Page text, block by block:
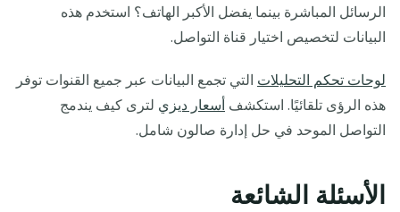
الرسائل المباشرة بينما يفضل الأكبر الهاتف؟ استخدم هذه
البيانات لتخصيص اختيار قناة التواصل.
لوحات تحكم التحليلات التي تجمع البيانات عبر جميع القنوات توفر
هذه الرؤى تلقائيًا. استكشف أسعار ديزي لترى كيف يندمج
التواصل الموحد في حل إدارة صالون شامل.
الأسئلة الشائعة